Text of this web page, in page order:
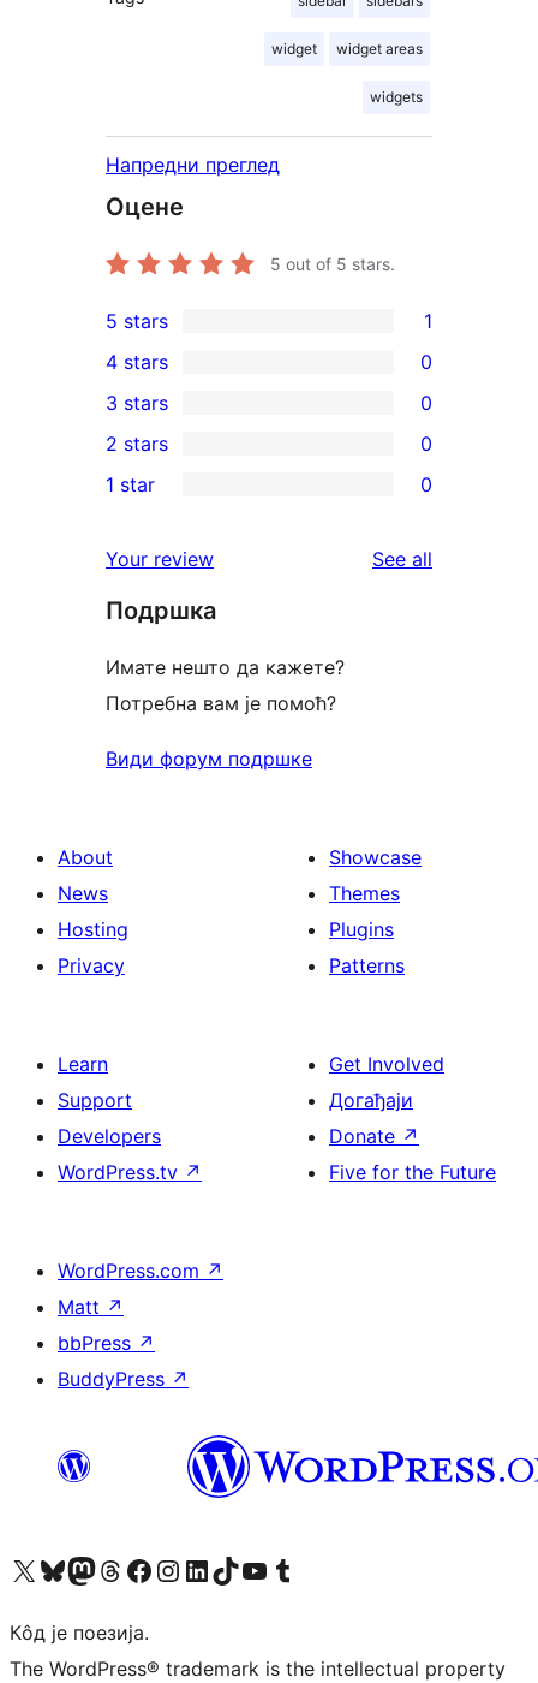
widget widget areas
widgets
Напредни преглед
Оцене
5 out of 5 stars.
1
5-
star
review
5 stars 1
4-
star
reviews
4 stars 0
0
3-
star
3 stars 0
2-
reviews
2 stars 0
star
reviews
1 star 0
Your review See all
Подршка
Имате нешто да кажете?
Потребна вам је помоћ?
Види форум подршке
About
News
Hosting
Privacy
Showcase
Themes
Plugins
Patterns
Learn
Support
Developers
WordPress.tv ↗
Get Involved
Догађаји
Donate ↗
Five for the Future
WordPress.com ↗
Matt ↗
bbPress ↗
BuddyPress ↗
Visit our X (formerly Twitter) account
Посетите наш Bluesky налог
Visit our Mastodon account
Посетите наш налог на Threads-у Visit our Facebook page
Посетите наш Инстаграм налог
Visit our LinkedIn account
Посетите наш TikTok налог
Visit our YouTube channel
Посетите наш Tumblr налог
Кôд је поезија.
The WordPress® trademark is the intellectual property